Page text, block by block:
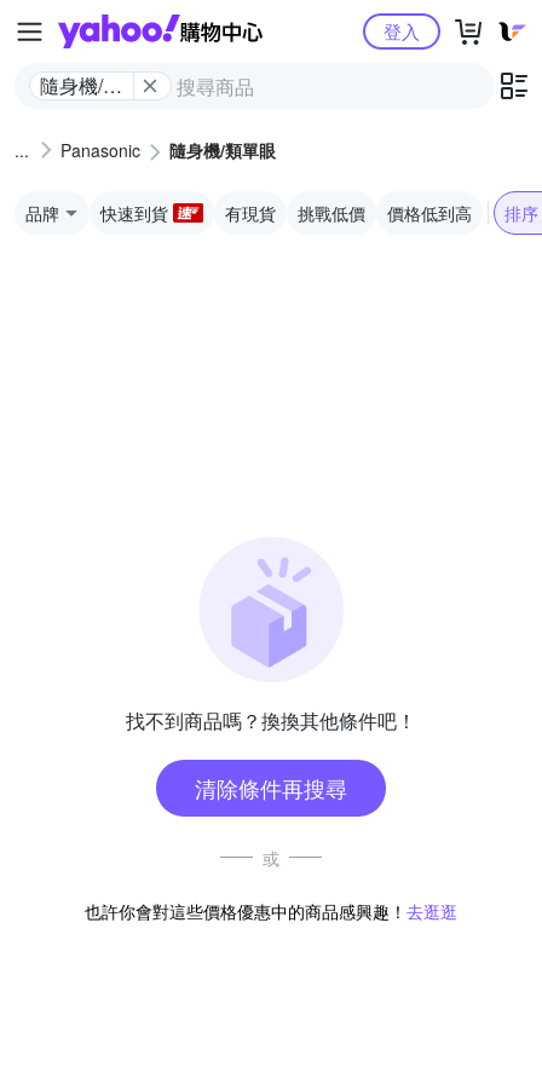
Yahoo購物中心
隨身機/類
登入
Panasonic 隨身機/類單眼
品牌 快速到貨 有現貨 挑戰低價 價格低到高 排序
找不到商品嗎？換換其他條件吧！
清除條件再搜尋
或
也許你會對這些價格優惠中的商品感興趣！ 去逛逛